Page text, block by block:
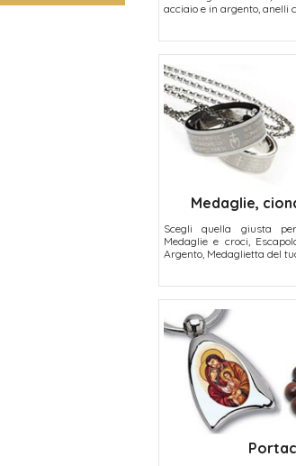
acciaio e in argento, anelli
Medaglie,
Scegli quella giusta
Medaglie e croci,
Argento, Medaglietta del